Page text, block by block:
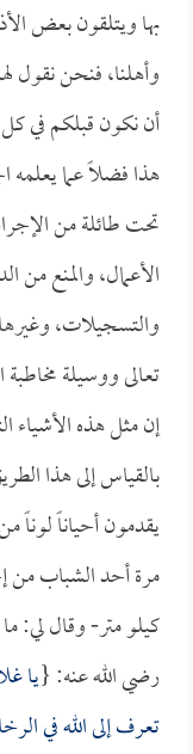
بها ويتلقون بعض
وأهلنا، فنحن نقول
أن نكون قبلكم في
هذا فضلاً عما يعلمه
تحت طائلة من
الأعمال، والمنع
والتسجيلات،
تعالى ووسيلة
إن مثل هذه الأشياء
بالقياس إلى هذا
يقدمون أحياناً لوناً
مرة أحد الشباب من
كيلو متر- وقال لي:
رضي الله عنه: {يا
تعرف إلى الله في